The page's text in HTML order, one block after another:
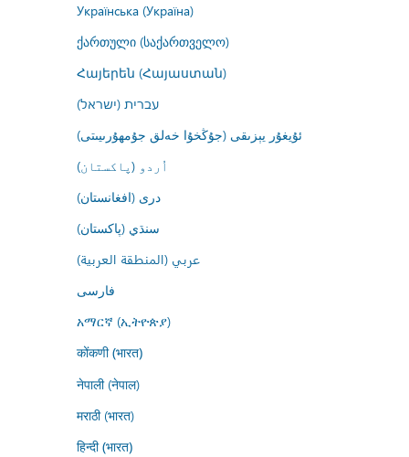
Українська (Україна)
ქართული (საქართველო)
Հայերեն (Հայաստան)
עברית (ישראל)
ئۇيغۇر يېزىقى (جۇڭخۇا خەلق جۇمھۇرىيىتى)
اُردو (پاکستان)
درى (افغانستان)
سنڌي (پاکستان)
عربي (المنطقة العربية)
فارسى
አማርኛ (ኢትዮጵያ)
कोंकणी (भारत)
नेपाली (नेपाल)
मराठी (भारत)
हिन्दी (भारत)